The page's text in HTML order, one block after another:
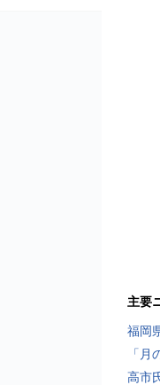
主要
福岡
「
高市